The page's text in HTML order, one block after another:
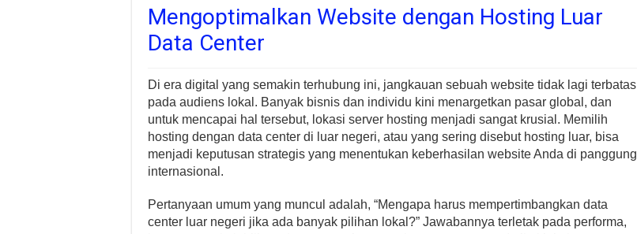
Mengoptimalkan Website dengan Hosting Luar
Data Center
Di era digital yang semakin terhubung ini, jangkauan sebuah website tidak lagi terbatas
pada audiens lokal. Banyak bisnis dan individu kini menargetkan pasar global, dan
untuk mencapai hal tersebut, lokasi server hosting menjadi sangat krusial. Memilih
hosting dengan data center di luar negeri, atau yang sering disebut hosting luar, bisa
menjadi keputusan strategis yang menentukan keberhasilan website Anda di panggung
internasional.
Pertanyaan umum yang muncul adalah, “Mengapa harus mempertimbangkan data
center luar negeri jika ada banyak pilihan lokal?” Jawabannya terletak pada performa,